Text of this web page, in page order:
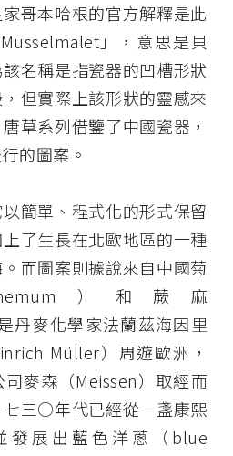
哥本哈根的官方解釋是此
」，意思是貝
名稱是指瓷器的凹槽形狀
但實際上該形狀的靈感來
草系列借鑒了中國瓷器，
的圖案。
簡單、程式化的形式保留
了生長在北歐地區的一種
而圖案則據說來自中國菊
）和蕨麻
丹麥化學家法蘭茲海因里
Müller）周遊歐洲，
麥森（Meissen）取經而
三○年代已經從一盞康熙
發展出藍色洋蔥（blue